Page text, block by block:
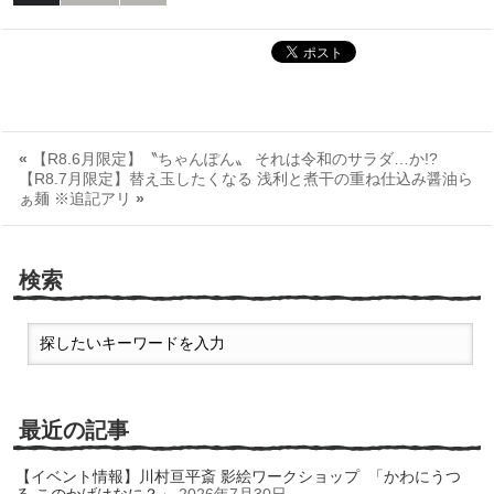
« 【R8.6月限定】〝ちゃんぽん〟 それは令和のサラダ…か!?
【R8.7月限定】替え玉したくなる 浅利と煮干の重ね仕込み醤油ら
ぁ麺 ※追記アリ »
検索
最近の記事
【イベント情報】川村亘平斎 影絵ワークショップ 「かわにうつ